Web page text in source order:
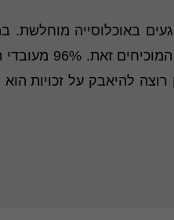
באוכלוסייה מוחלשת.
חוקים טובים אבל אף אחד לא מגן על עובדי
עובד קבלן רוצה להיאבק על